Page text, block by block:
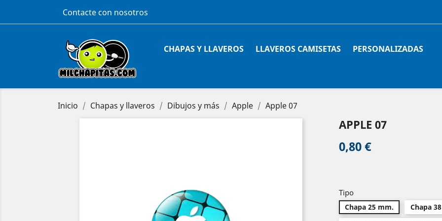
Contacte con nosotros
CHAPAS Y LLAVEROS LLAVEROS CAMISETAS PERSONALIZADAS
Inicio Chapas y llaveros Dibujos y más Apple Apple 07
APPLE 07
0,80 €
Tipo
Chapa 25 mm. Chapa